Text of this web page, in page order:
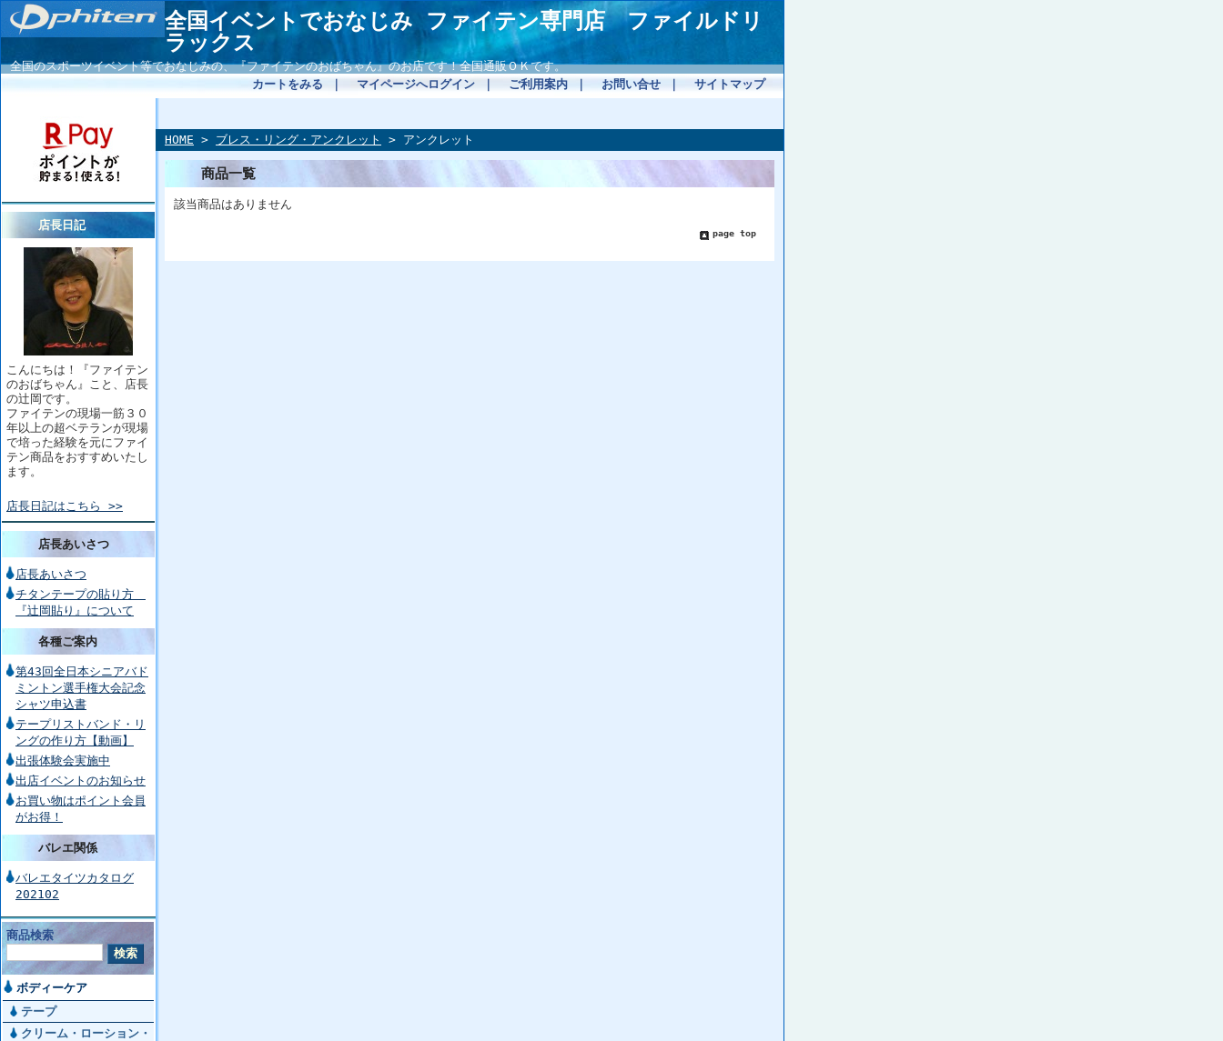
全国イベントでおなじみ ファイテン専門店 ファイルドリ
ラックス
全国のスポーツイベント等でおなじみの、『ファイテンのおばちゃん』のお店です！全国通販ＯＫです。
カートをみる
マイページへログイン ご利用案内 お問い合せ サイトマップ
店長日記
こんにちは！『ファイテン
のおばちゃん』こと、店長
の辻岡です。
ファイテンの現場一筋３０
年以上の超ベテランが現場
で培った経験を元にファイ
テン商品をおすすめいたし
ます。
店長日記はこちら >>
店長あいさつ
店長あいさつ
チタンテープの貼り方
『辻岡貼り』について
各種ご案内
第43回全日本シニアバド
ミントン選手権大会記念
シャツ申込書
テープリストバンド・リ
ングの作り方【動画】
出張体験会実施中
出店イベントのお知らせ
お買い物はポイント会員
がお得！
バレエ関係
バレエタイツカタログ
202102
商品検索
ボディーケア
テープ
クリーム・ローション・
HOME > ブレス・リング・アンクレット > アンクレット
商品一覧
該当商品はありません
page top